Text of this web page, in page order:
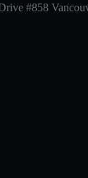
#858